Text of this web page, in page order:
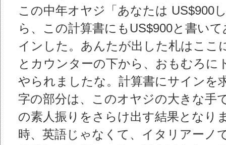
この中年オヤジ「あなたは US$900
ら、この計算書にもUS$900と書い
インした。あんたが出した札はここ
とカウンターの下から、おもむろに
やられましたな。計算書にサインを
字の部分は、このオヤジの大きな手
の素人振りをさらけ出す結果となり
時、英語じゃなくて、イタリアー